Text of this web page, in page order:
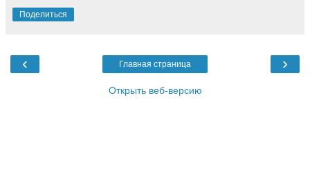
Поделиться
‹ ›
Главная страница
Открыть веб-версию